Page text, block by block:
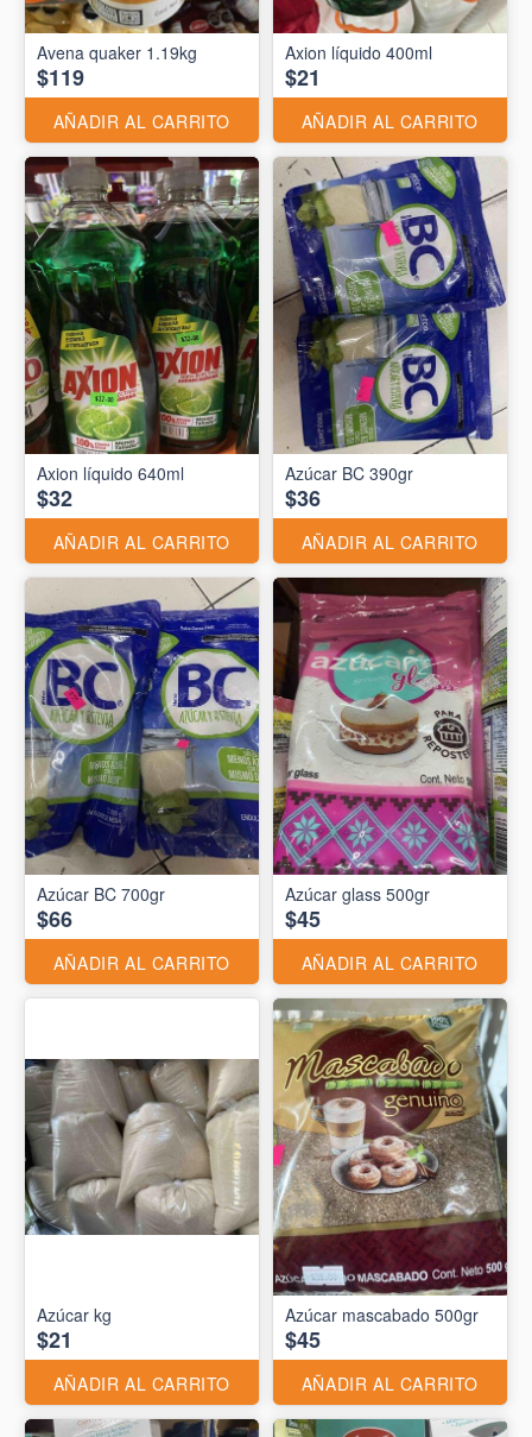
Avena quaker 1.19kg
$119
AÑADIR AL CARRITO
Axion líquido 400ml
$21
AÑADIR AL CARRITO
Axion líquido 640ml
$32
AÑADIR AL CARRITO
Azúcar BC 390gr
$36
AÑADIR AL CARRITO
Azúcar BC 700gr
$66
AÑADIR AL CARRITO
Azúcar glass 500gr
$45
AÑADIR AL CARRITO
Azúcar kg
$21
AÑADIR AL CARRITO
Azúcar mascabado 500gr
$45
AÑADIR AL CARRITO